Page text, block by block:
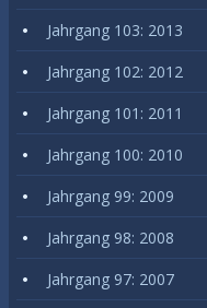
Jahrgang 103: 2013
Jahrgang 102: 2012
Jahrgang 101: 2011
Jahrgang 100: 2010
Jahrgang 99: 2009
Jahrgang 98: 2008
Jahrgang 97: 2007